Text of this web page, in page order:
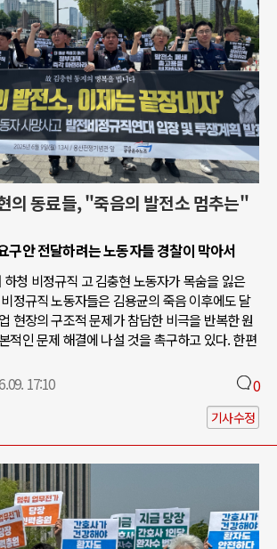
의 동료들, "죽음의 발전소 멈추는"
구안 전달하려는 노동자들 경찰이 막아서
청 비정규직 고 김충현 노동자가 목숨을 잃은
정규직 노동자들은 김용균의 죽음 이후에도 달
현장의 구조적 문제가 참담한 비극을 반복한 원
적인 문제 해결에 나설 것을 촉구하고 있다. 한편
17:10 0
기사수정